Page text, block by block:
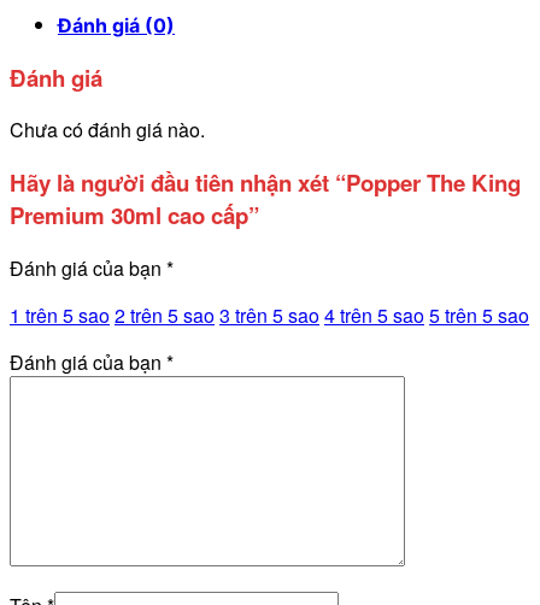
lượng
Đánh giá (0)
Đánh giá
Chưa có đánh giá nào.
Hãy là người đầu tiên nhận xét “Popper The King
Premium 30ml cao cấp”
Đánh giá của bạn *
1 trên 5 sao2 trên 5 sao3 trên 5 sao4 trên 5 sao5 trên 5 sao
Đánh giá của bạn *